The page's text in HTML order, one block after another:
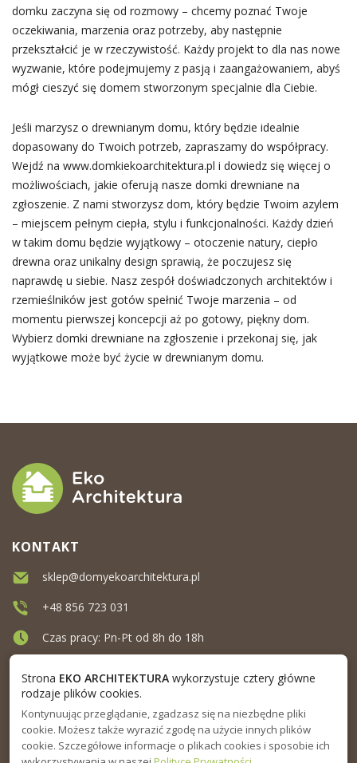
domku zaczyna się od rozmowy – chcemy poznać Twoje
oczekiwania, marzenia oraz potrzeby, aby następnie
przekształcić je w rzeczywistość. Każdy projekt to dla nas nowe
wyzwanie, które podejmujemy z pasją i zaangażowaniem, abyś
mógł cieszyć się domem stworzonym specjalnie dla Ciebie.
Jeśli marzysz o drewnianym domu, który będzie idealnie
dopasowany do Twoich potrzeb, zapraszamy do współpracy.
Wejdź na www.domkiekoarchitektura.pl i dowiedz się więcej o
możliwościach, jakie oferują nasze domki drewniane na
zgłoszenie. Z nami stworzysz dom, który będzie Twoim azylem
– miejscem pełnym ciepła, stylu i funkcjonalności. Każdy dzień
w takim domu będzie wyjątkowy – otoczenie natury, ciepło
drewna oraz unikalny design sprawią, że poczujesz się
naprawdę u siebie. Nasz zespół doświadczonych architektów i
rzemieślników jest gotów spełnić Twoje marzenia – od
momentu pierwszej koncepcji aż po gotowy, piękny dom.
Wybierz domki drewniane na zgłoszenie i przekonaj się, jak
wyjątkowe może być życie w drewnianym domu.
MENU
KONTAKT
sklep@domyekoarchitektura.pl
+48 856 723 031
Czas pracy: Pn-Pt od 8h do 18h
Strona EKO ARCHITEKTURAwykorzystuje cztery główne
rodzaje plików cookies.
Kontynuując przeglądanie, zgadzasz się na niezbędne pliki
cookie. Możesz także wyrazić zgodę na użycie innych plików
cookie. Szczegółowe informacje o plikach cookies i sposobie ich